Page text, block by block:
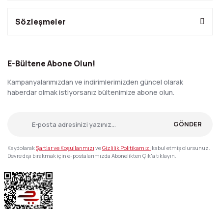
Sözleşmeler
E-Bültene Abone Olun!
Kampanyalarımızdan ve indirimlerimizden güncel olarak
haberdar olmak istiyorsanız bültenimize abone olun.
GÖNDER
KaydolarakŞartlar ve Koşullarımızı veGizlilik Politikamızı kabul etmiş olursunuz.
Devre dışı bırakmak için e-postalarımızda Abonelikten Çık'a tıklayın.